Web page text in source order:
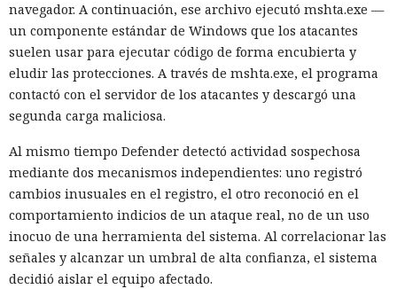
navegador. A continuación, ese archivo ejecutó mshta.exe —
un componente estándar de Windows que los atacantes
suelen usar para ejecutar código de forma encubierta y
eludir las protecciones. A través de mshta.exe, el programa
contactó con el servidor de los atacantes y descargó una
segunda carga maliciosa.
Al mismo tiempo Defender detectó actividad sospechosa
mediante dos mecanismos independientes: uno registró
cambios inusuales en el registro, el otro reconoció en el
comportamiento indicios de un ataque real, no de un uso
inocuo de una herramienta del sistema. Al correlacionar las
señales y alcanzar un umbral de alta confianza, el sistema
decidió aislar el equipo afectado.